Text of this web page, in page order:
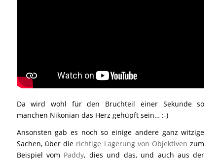
Da wird wohl für den Bruchteil einer Sekunde so
manchen Nikonian das Herz gehüpft sein… :-)
Ansonsten gab es noch so einige andere ganz witzige
Sachen, über die richtige Lagerung von Objektiven zum
Beispiel vom Paddy, dies und das, und auch aus der